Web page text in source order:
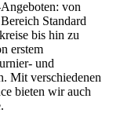
von
Standard
bis hin zu
erstem
und
Mit verschiedenen
bieten wir auch